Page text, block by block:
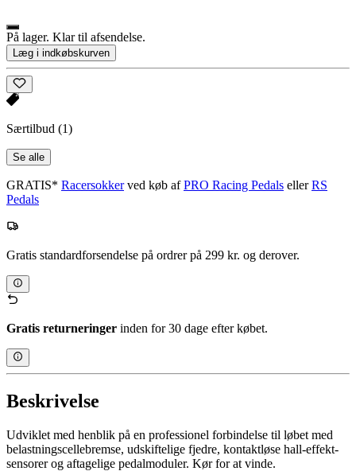
På lager. Klar til afsendelse.
Læg i indkøbskurven
Særtilbud (1)
Se alle
GRATIS* Racersokkerved køb afPRO Racing Pedals ellerRS
Pedals
Gratis standardforsendelse på ordrer på 299 kr. og derover.
Gratis returneringer inden for 30 dage efter købet.
Beskrivelse
Udviklet med henblik på en professionel forbindelse til løbet med
belastningscellebremse, udskiftelige fjedre, kontaktløse hall-effekt-
sensorer og aftagelige pedalmoduler. Kør for at vinde.